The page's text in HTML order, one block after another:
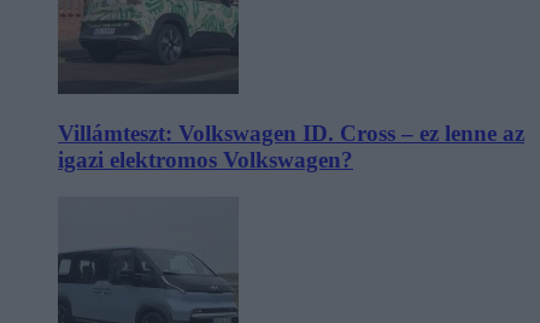
Villámteszt: Volkswagen ID. Cross – ez lenne az
igazi elektromos Volkswagen?